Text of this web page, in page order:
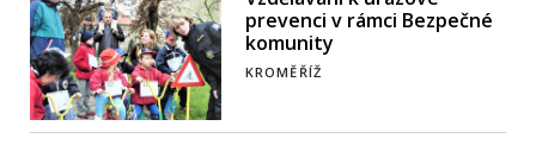
prevenci v rámci Bezpečné
komunity
KROMĚŘÍŽ